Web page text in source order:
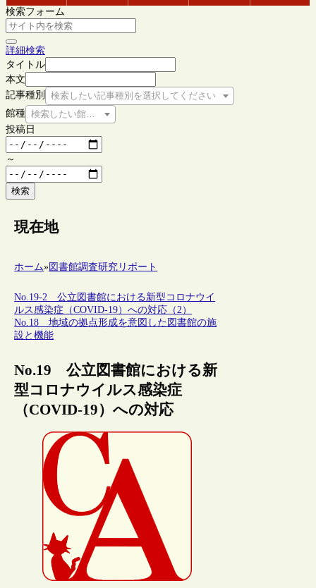
検索フォーム
詳細検索
タイトル
本文
記事種別
検索したい記事種別を選択してください
館種 検索したい館種を選択してください
投稿日
～
検索
現在地
ホーム»図書館調査研究リポート
No.19-2 公立図書館における新型コロナウイ
ルス感染症（COVID-19）への対応（2）
No.18 地域の拠点形成を意図した図書館の施
設と機能
No.19 公立図書館における新
型コロナウイルス感染症
（COVID-19）への対応